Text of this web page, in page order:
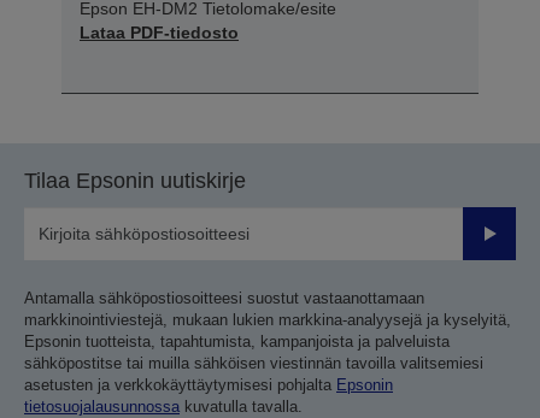
Epson EH-DM2 Tietolomake/esite
Lataa PDF-tiedosto
Tilaa Epsonin uutiskirje
Lähetä
Antamalla sähköpostiosoitteesi suostut vastaanottamaan
markkinointiviestejä, mukaan lukien markkina-analyysejä ja kyselyitä,
Epsonin tuotteista, tapahtumista, kampanjoista ja palveluista
sähköpostitse tai muilla sähköisen viestinnän tavoilla valitsemiesi
asetusten ja verkkokäyttäytymisesi pohjalta Epsonin
tietosuojalausunnossa kuvatulla tavalla.